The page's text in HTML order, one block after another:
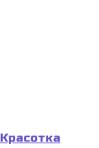
Красотка